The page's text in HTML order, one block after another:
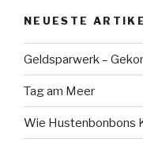
NEUESTE
Geldsparwerk –
Tag am Meer
Wie Hustenbonbons